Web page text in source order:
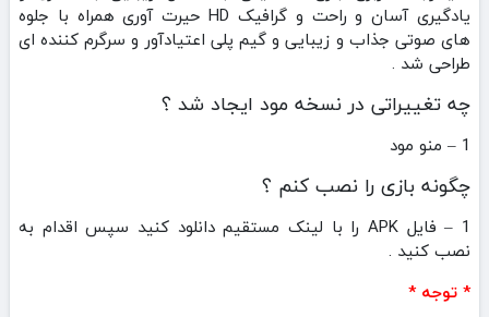
یادگیری آسان و راحت و گرافیک HD حیرت آوری همراه با جلوه
های صوتی جذاب و زیبایی و گیم پلی اعتیادآور و سرگرم کننده ای
طراحی شد .
چه تغییراتی در نسخه مود ایجاد شد ؟
1 – منو مود
چگونه بازی را نصب کنم ؟
1 – فایل APK را با لینک مستقیم دانلود کنید سپس اقدام به
نصب کنید .
* توجه *